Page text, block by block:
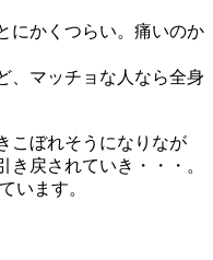
にかくつらい。痛いのか
、マッチョな人なら全身
こぼれそうになりなが
き戻されていき・・・。
います。